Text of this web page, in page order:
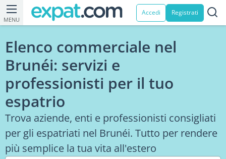
MENU
Accedi Registrati
Elenco commerciale nel
Brunéi: servizi e
professionisti per il tuo
espatrio
Trova aziende, enti e professionisti consigliati
per gli espatriati nel Brunéi. Tutto per rendere
più semplice la tua vita all'estero